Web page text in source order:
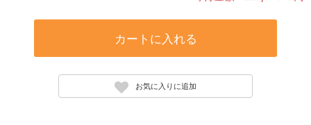
カートに入れる
お気に入りに追加